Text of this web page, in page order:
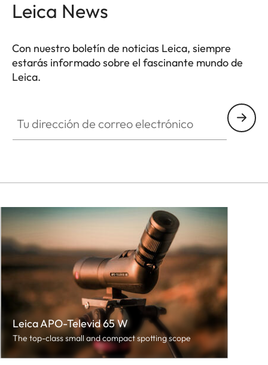
Leica News
Con nuestro boletín de noticias Leica, siempre
estarás informado sobre el fascinante mundo de
Leica.
Leica APO-Televid 65 W
The top-class small and compact spotting scope